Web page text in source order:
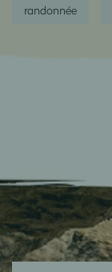
randonnée